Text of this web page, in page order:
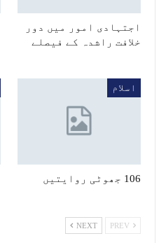
اجتہادی امور میں دور
خلافت راشدہ کے فیصلے
اسلام
106 جھوٹی روایتیں
NEXT